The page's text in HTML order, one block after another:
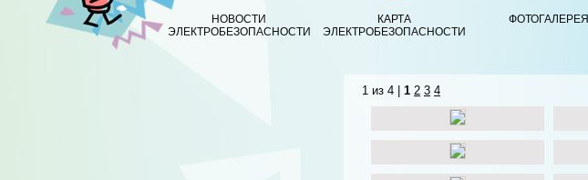
НОВОСТИ
ЭЛЕКТРОБЕЗОПАСНОСТИ
КАРТА
ЭЛЕКТРОБЕЗОПАСНОСТИ
ФОТОГАЛЕРЕЯ
1 из 4 | 1 2 3 4